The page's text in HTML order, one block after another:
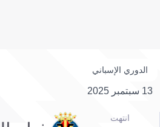
الدوري الإسباني
13 سبتمبر 2025
انتهت